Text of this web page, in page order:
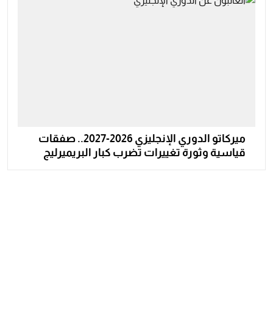
ميركاتو الدوري الإنجليزي 2026-2027.. صفقات
قياسية وثورة تغييرات تضرب كبار البريميرليج